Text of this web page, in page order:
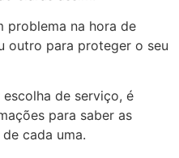
problema na hora de
outro para proteger o seu
de serviço, é
para saber as
cada uma.